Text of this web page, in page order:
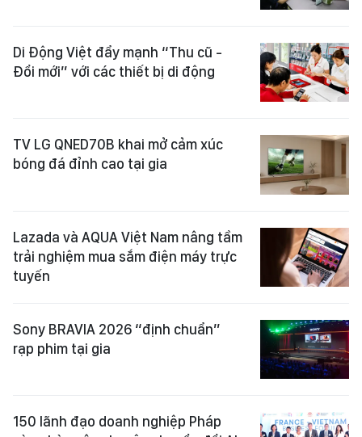
Di Động Việt đẩy mạnh “Thu cũ -
Đổi mới” với các thiết bị di động
TV LG QNED70B khai mở cảm xúc
bóng đá đỉnh cao tại gia
Lazada và AQUA Việt Nam nâng tầm
trải nghiệm mua sắm điện máy trực
tuyến
Sony BRAVIA 2026 “định chuẩn”
rạp phim tại gia
150 lãnh đạo doanh nghiệp Pháp